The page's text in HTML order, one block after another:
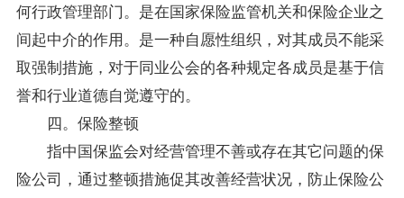
何行政管理部门。是在国家保险监管机关和保险企业之
间起中介的作用。是一种自愿性组织，对其成员不能采
取强制措施，对于同业公会的各种规定各成员是基于信
誉和行业道德自觉遵守的。
四。保险整顿
指中国保监会对经营管理不善或存在其它问题的保
险公司，通过整顿措施促其改善经营状况，防止保险公